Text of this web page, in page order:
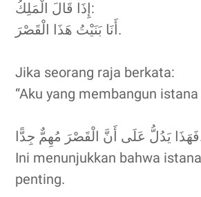
إِذَا قَالَ الْمَلِكُ:
أَنَا بَنَيْتُ هَذَا الْقَصْرَ.
Jika seorang raja berkata:
“Aku yang membangun istana
مُهِمٌّ جِدًّا.
Ini menunjukkan bahwa
penting.